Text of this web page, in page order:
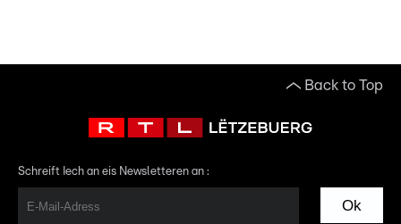
Back to Top
Schreift Iech an eis Newsletteren an :
Ok